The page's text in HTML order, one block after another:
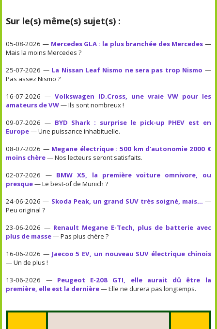
Sur le(s) même(s) sujet(s) :
05-08-2026 — Mercedes GLA : la plus branchée des Mercedes —
Mais la moins Mercedes ?
25-07-2026 — La Nissan Leaf Nismo ne sera pas trop Nismo —
Pas assez Nismo ?
16-07-2026 —Volkswagen ID.Cross, une vraie VW pour les
amateurs de VW— Ils sont nombreux !
09-07-2026 — BYD Shark : surprise le pick-up PHEV est en
Europe— Une puissance inhabituelle.
08-07-2026 — Megane électrique : 500 km d'autonomie 2000 €
moins chère— Nos lecteurs seront satisfaits.
02-07-2026 — BMW X5, la première voiture omnivore, ou
presque— Le best-of de Munich ?
24-06-2026 — Skoda Peak, un grand SUV très soigné, mais... —
Peu original ?
23-06-2026 — Renault Megane E-Tech, plus de batterie avec
plus de masse— Pas plus chère ?
16-06-2026 — Jaecoo 5 EV, un nouveau SUV électrique chinois
— Un de plus !
13-06-2026 — Peugeot E-208 GTI, elle aurait dû être la
première, elle est la dernière— Elle ne durera pas longtemps.